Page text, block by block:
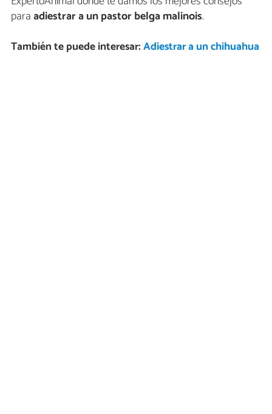
paraadiestrar a un pastor belga malinois.
También te puede interesar:Adiestrar a un chihuahua